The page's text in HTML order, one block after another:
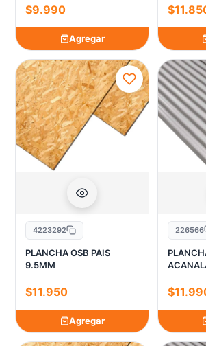
$9.990
Agregar
4223292
PLANCHA OSB PAIS
9.5MM
$11.950
Agregar
226566